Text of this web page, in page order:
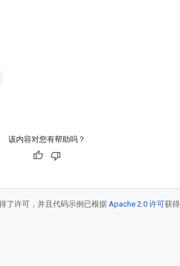
该内容对您有帮助吗？
了许可，并且代码示例已根据 Apache 2.0 许可获